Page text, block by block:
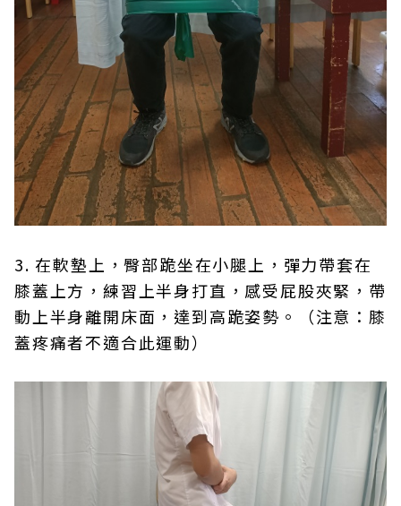
3. 在軟墊上，臀部跪坐在小腿上，彈力帶套在
膝蓋上方，練習上半身打直，感受屁股夾緊，帶
動上半身離開床面，達到高跪姿勢。（注意：膝
蓋疼痛者不適合此運動）